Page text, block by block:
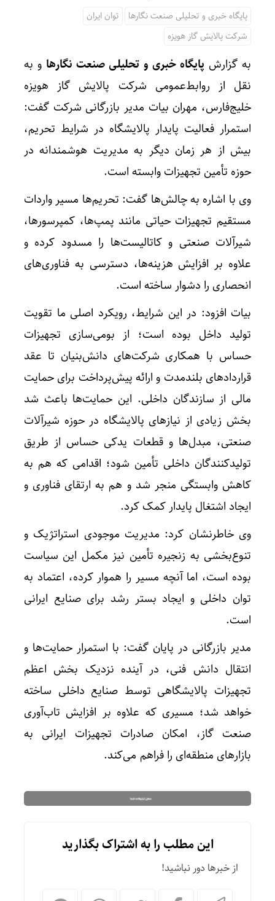
پایگاه خبری و تحلیلی صنعت نگارها
توان ایران
شرکت پالایش گاز هویزه
به گزارش پایگاه خبری و تحلیلی صنعت نگارها و به
نقل از روابط‌عمومی شرکت پالایش گاز هویزه
خلیج‌فارس، مهران بیات مدیر بازرگانی شرکت گفت:
استمرار فعالیت پایدار پالایشگاه در شرایط تحریم،
بیش از هر زمان دیگر به مدیریت هوشمندانه در
حوزه تأمین تجهیزات وابسته است.
وی با اشاره به چالش‌ها گفت: تحریم‌ها مسیر واردات
مستقیم تجهیزات حیاتی مانند پمپ‌ها، کمپرسورها،
شیرآلات صنعتی و کاتالیست‌ها را مسدود کرده و
علاوه بر افزایش هزینه‌ها، دسترسی به فناوری‌های
انحصاری را دشوار ساخته است.
بیات افزود: در این شرایط، رویکرد اصلی ما تقویت
تولید داخل بوده است؛ از بومی‌سازی تجهیزات
حساس با همکاری شرکت‌های دانش‌بنیان تا عقد
قراردادهای بلندمدت و ارائه پیش‌پرداخت برای حمایت
مالی از سازندگان داخلی. این حمایت‌ها باعث شد
بخش زیادی از نیازهای پالایشگاه در حوزه شیرآلات
صنعتی، مبدل‌ها و قطعات یدکی حساس از طریق
تولیدکنندگان داخلی تأمین شود؛ اقدامی که هم به
کاهش وابستگی منجر شد و هم به ارتقای فناوری و
ایجاد اشتغال پایدار کمک کرد.
وی خاطرنشان کرد: مدیریت موجودی استراتژیک و
تنوع‌بخشی به زنجیره تأمین نیز مکمل این سیاست
بوده است، اما آنچه مسیر را هموار کرده، اعتماد به
توان داخلی و ایجاد بستر رشد برای صنایع ایرانی
است.
مدیر بازرگانی در پایان گفت: با استمرار حمایت‌ها و
انتقال دانش فنی، در آینده نزدیک بخش اعظم
تجهیزات پالایشگاهی توسط صنایع داخلی ساخته
خواهد شد؛ مسیری که علاوه بر افزایش تاب‌آوری
صنعت گاز، امکان صادرات تجهیزات ایرانی به
بازارهای منطقه‌ای را فراهم می‌کند.
این مطلب را به اشتراک بگذارید
از خبرها دور نباشید!